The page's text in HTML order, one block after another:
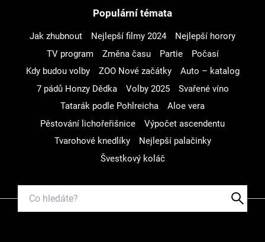
Populární témata
Jak zhubnout Nejlepší filmy 2024
Nejlepší horory
TV program
Změna času Partie
Počasí
Kdy budou volby
ZOO Nové začátky
Auto – katalog
7 pádů Honzy Dědka
Volby 2025
Svařené víno
Tatarák podle Pohlreicha
Aloe vera
Pěstování lichořeřišnice
Výpočet ascendentu
Tvarohové knedlíky
Nejlepší palačinky
Švestkový koláč